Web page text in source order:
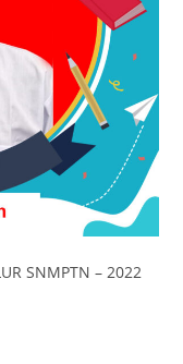
SNMPTN – 2022